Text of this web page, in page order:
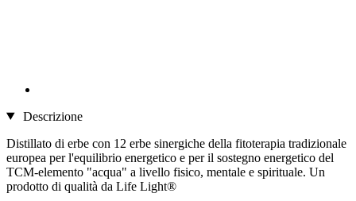
Descrizione
Distillato di erbe con 12 erbe sinergiche della fitoterapia tradizionale
europea per l'equilibrio energetico e per il sostegno energetico del
TCM-elemento "acqua" a livello fisico, mentale e spirituale. Un
prodotto di qualità da Life Light®